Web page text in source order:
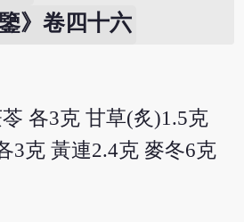
》卷四十六
各3克 甘草(炙)1.5克
3克 黃連2.4克 麥冬6克